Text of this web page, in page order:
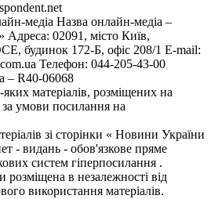
медіа Назва онлайн-медіа –
Адреса: 02091, місто Київ,
будинок 172-Б, офіс 208/1 E-mail:
Телефон: 044-205-43-00
– R40-06068
матеріалів, розміщених на
за умови посилання на
зі сторінки « Новини України
- видань - обов'язкове пряме
систем гіперпосилання .
в незалежності від
використання матеріалів.